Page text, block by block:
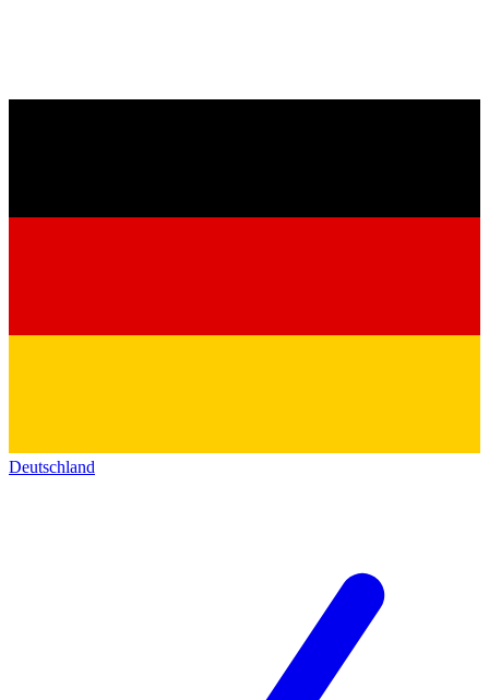
Deutschland